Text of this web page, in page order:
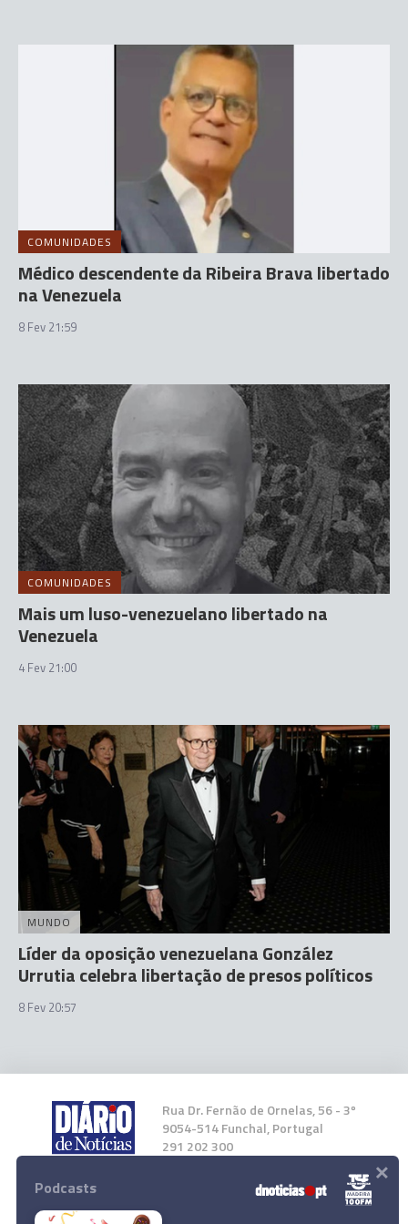
COMUNIDADES
Médico descendente da Ribeira Brava libertado
na Venezuela
8 Fev 21:59
COMUNIDADES
Mais um luso-venezuelano libertado na
Venezuela
4 Fev 21:00
MUNDO
Líder da oposição venezuelana González
Urrutia celebra libertação de presos políticos
8 Fev 20:57
Rua Dr. Fernão de Ornelas, 56 - 3º
9054-514 Funchal, Portugal
291 202 300
Instale a nossa App
Podcasts ×